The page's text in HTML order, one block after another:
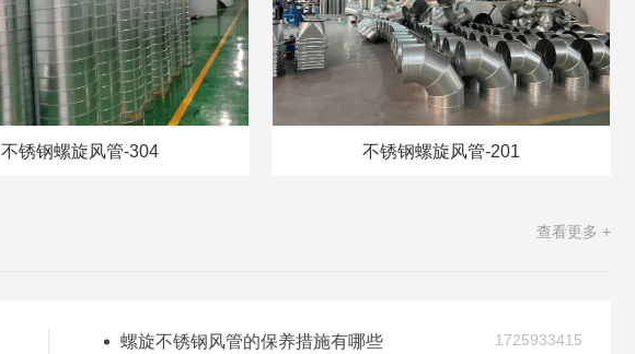
不锈钢螺旋风管-304 不锈钢螺旋风管-201
查看更多 +
螺旋不锈钢风管的保养措施有哪些 1725933415